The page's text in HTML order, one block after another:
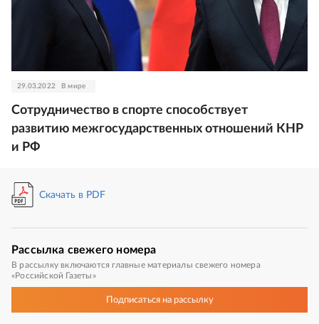
29.03.2022 В мире
Сотрудничество в спорте способствует
развитию межгосударственных отношений КНР
и РФ
Скачать в PDF
Рассылка свежего номера
В рассылку включаются главные материалы свежего номера
«Российской Газеты»
Подписатьсяна рассылку